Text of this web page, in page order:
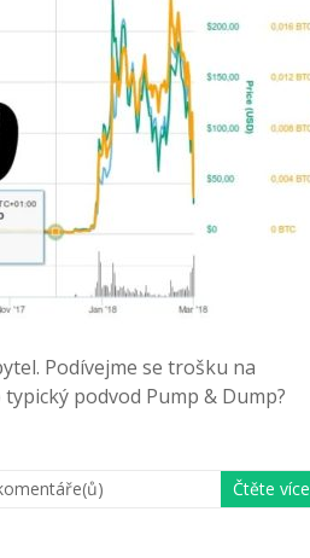
Podívejme se trošku na
podvod Pump & Dump?
Čtěte více